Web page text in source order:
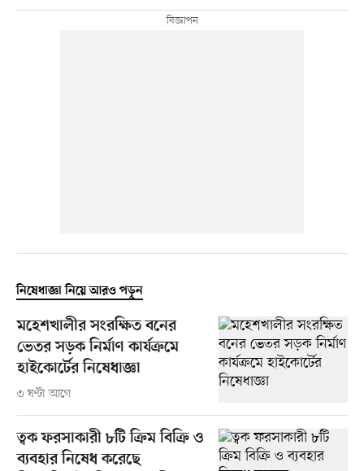
নিষেধাজ্ঞা নিয়ে আরও পড়ুন
মহেশখালীর সংরক্ষিত বনের
ভেতর সড়ক নির্মাণ কার্যক্রমে
হাইকোর্টের নিষেধাজ্ঞা
৩ ঘণ্টা আগে
ত্বক ফরসাকারী ৮টি ক্রিম বিক্রি ও
ব্যবহার নিষেধ করেছে